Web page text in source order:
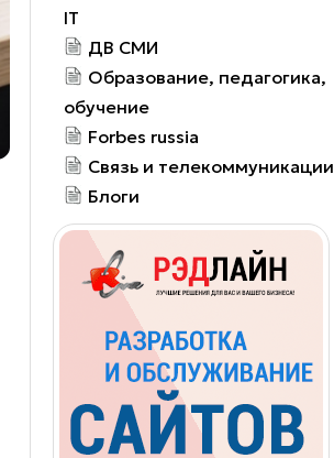
IT
ДВ СМИ
Образование, педагогика,
обучение
Forbes russia
Связь и телекоммуникации
Блоги